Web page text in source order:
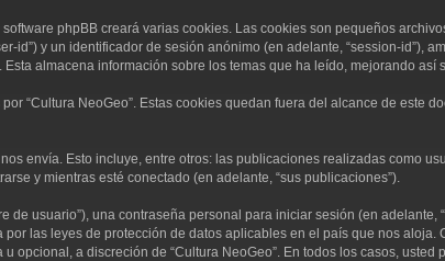
phpBB creará varias cookies. Las cookies son pequeños
y un identificador de sesión anónimo (en adelante, “session-id”),
almacena información sobre los temas que ha leído, mejorando así
“Cultura NeoGeo”. Estas cookies quedan fuera del alcance de este
envía. Esto incluye, entre otros: las publicaciones realizadas como
y mientras esté conectado (en adelante, “sus publicaciones”).
usuario”), una contraseña personal para iniciar sesión (en
por las leyes de protección de datos aplicables en el país que nos
a discreción de “Cultura NeoGeo”. En todos los casos,